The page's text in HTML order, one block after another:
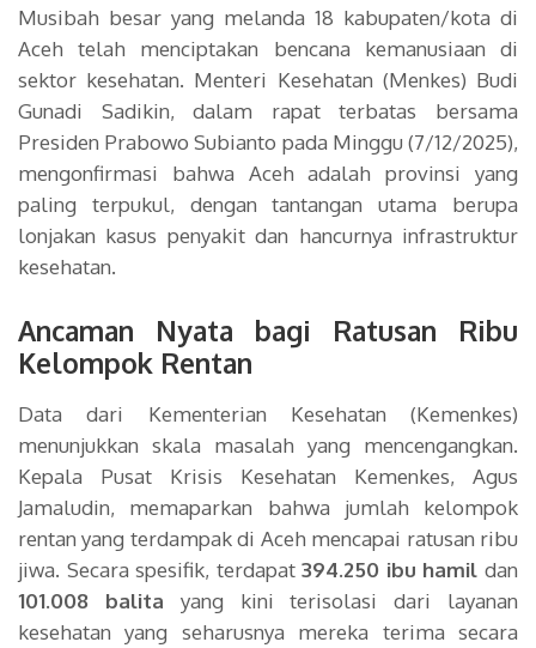
Musibah besar yang melanda 18 kabupaten/kota di
Aceh telah menciptakan bencana kemanusiaan di
sektor kesehatan. Menteri Kesehatan (Menkes) Budi
Gunadi Sadikin, dalam rapat terbatas bersama
Presiden Prabowo Subianto pada Minggu (7/12/2025),
mengonfirmasi bahwa Aceh adalah provinsi yang
paling terpukul, dengan tantangan utama berupa
lonjakan kasus penyakit dan hancurnya infrastruktur
kesehatan.
Ancaman Nyata bagi Ratusan Ribu
Kelompok Rentan
Data dari Kementerian Kesehatan (Kemenkes)
menunjukkan skala masalah yang mencengangkan.
Kepala Pusat Krisis Kesehatan Kemenkes, Agus
Jamaludin, memaparkan bahwa jumlah kelompok
rentan yang terdampak di Aceh mencapai ratusan ribu
jiwa. Secara spesifik, terdapat394.250 ibu hamil dan
101.008 balita yang kini terisolasi dari layanan
kesehatan yang seharusnya mereka terima secara